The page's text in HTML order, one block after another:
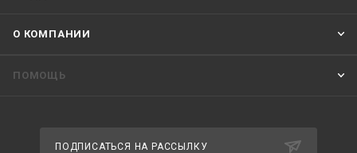
О КОМПАНИИ
ПОМОЩЬ
ПОДПИСАТЬСЯ НА РАССЫЛКУ